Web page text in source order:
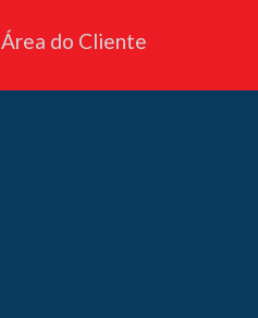
Área do Cliente